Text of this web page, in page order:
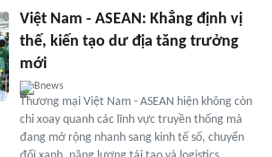
Việt Nam - ASEAN: Khẳng định vị
thế, kiến tạo dư địa tăng trưởng
mới
Bnews
Thương mại Việt Nam - ASEAN hiện không còn
chỉ xoay quanh các lĩnh vực truyền thống mà
đang mở rộng nhanh sang kinh tế số, chuyển